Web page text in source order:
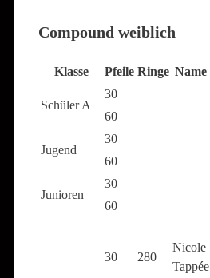
Compound weiblich
Klasse Pfeile Ringe Name
Schüler A
30
60
Jugend
30
60
Junioren
30
60
30 280
Nicole
Tappée